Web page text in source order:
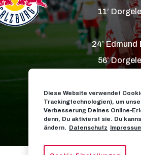
11’
24’Edmund
56’
Diese Website verwendet
Trackingtechnologien), um
Verbesserung Deines Online-
denn, Du aktivierst sie. Du
ändern. Datenschutz